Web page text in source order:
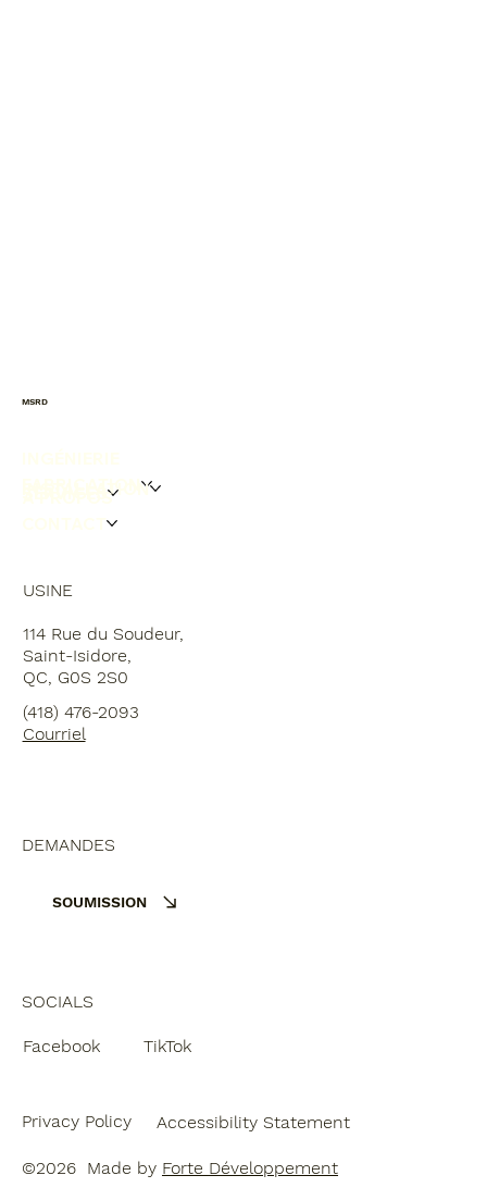
MSRD
FABRICATION
INSTALLATION
À PROPOS
USINE
114 Rue du Soudeur,
Saint-Isidore,
QC, G0S 2S0
(418) 476-2093
Courriel
SOCIALS
Facebook TikTok
DEMANDES
SOUMISSION
Privacy Policy Accessibility Statement
©2026 Made by Forte Développement